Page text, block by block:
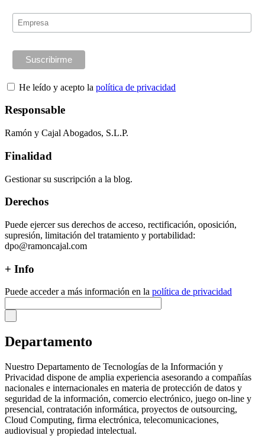
He leído y acepto la política de privacidad
Responsable
Ramón y Cajal Abogados, S.L.P.
Finalidad
Gestionar su suscripción a la blog.
Derechos
Puede ejercer sus derechos de acceso, rectificación, oposición,
supresión, limitación del tratamiento y portabilidad:
dpo@ramoncajal.com
+ Info
Puede acceder a más información en la política de privacidad
Departamento
Nuestro Departamento de Tecnologías de la Información y
Privacidad dispone de amplia experiencia asesorando a compañías
nacionales e internacionales en materia de protección de datos y
seguridad de la información, comercio electrónico, juego on-line y
presencial, contratación informática, proyectos de outsourcing,
Cloud Computing, firma electrónica, telecomunicaciones,
audiovisual y propiedad intelectual.